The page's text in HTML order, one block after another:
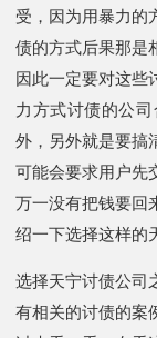
受，因为用暴力的
债的方式后果那是
因此一定要对这些
力方式讨债的公
外，另外就是要搞
可能会要求用户先
万一没有把钱要回
绍一下选择这样的
选择天宁讨债公司
有相关的讨债的案